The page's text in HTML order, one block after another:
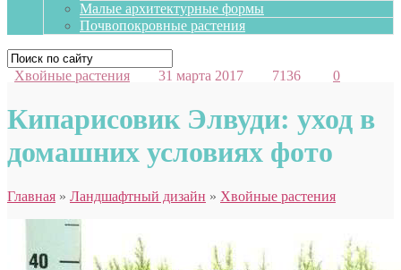
Малые архитектурные формы
Почвопокровные растения
Хвойные растения 31 марта 2017 7136 0
Кипарисовик Элвуди: уход в
домашних условиях фото
Главная » Ландшафтный дизайн » Хвойные растения